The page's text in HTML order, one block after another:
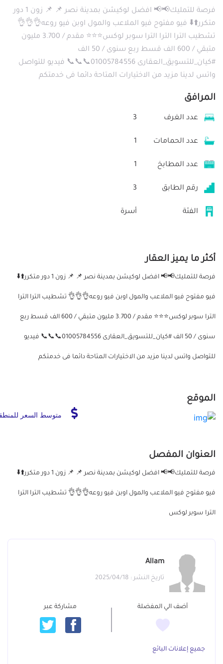
فرصة للتمليك📢📢 افضل لوكيشن بمدينة نصر 📌 📌 زون 1 دور
متكرر⬆️⬇️ فيو مفتوح فيو الملاعب والمول اوبن فيو روعه👌👌👌
تشطيب الترا الترا الترا سوبر لوكس⭐⭐⭐ مقدم / 3.700 مليون
متبقي / 600 الف قسط ربع سنوى / 50 الف
#كيان_للتسويق_العقارى 01005784556📞📞📞 فيديو للتواصل
واتس لدينا مزيد من الاختيارات المتاحة دائما فى خدمتكم
المرافق
عدد الغرف 3
عدد الحمامات 1
عدد المطابخ 1
رقم الطابق 3
الفئة أسرة
أكثر ما يميز العقار
فرصة للتمليك📢📢 افضل لوكيشن بمدينة نصر 📌 📌 زون 1 دور متكرر⬆️⬇️
فيو مفتوح فيو الملاعب والمول اوبن فيو روعه👌👌👌 تشطيب الترا الترا
الترا سوبر لوكس⭐⭐⭐ مقدم / 3.700 مليون متبقي / 600 الف قسط ربع
سنوى / 50 الف #كيان_للتسويق_العقارى 01005784556📞📞📞 فيديو
للتواصل واتس لدينا مزيد من الاختيارات المتاحة دائما فى خدمتكم
الموقع
متوسط السعر
العنوان المفصل
فرصة للتمليك📢📢 افضل لوكيشن بمدينة نصر 📌 📌 زون 1 دور متكرر⬆️⬇️
فيو مفتوح فيو الملاعب والمول اوبن فيو روعه👌👌👌 تشطيب الترا الترا
الترا سوبر لوكس
Allam
تاريخ النشر : 2025/04/18
أضف الي المفضلة مشاركة عبر
جميع إعلانات البائع